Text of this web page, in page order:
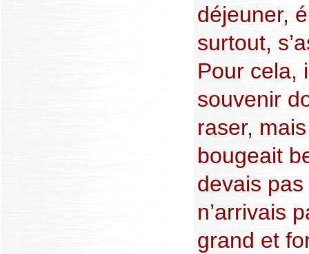
déjeuner,
surtout,
Pour cela,
souvenir
raser,
bougeait
devais
n’arrivais
grand et